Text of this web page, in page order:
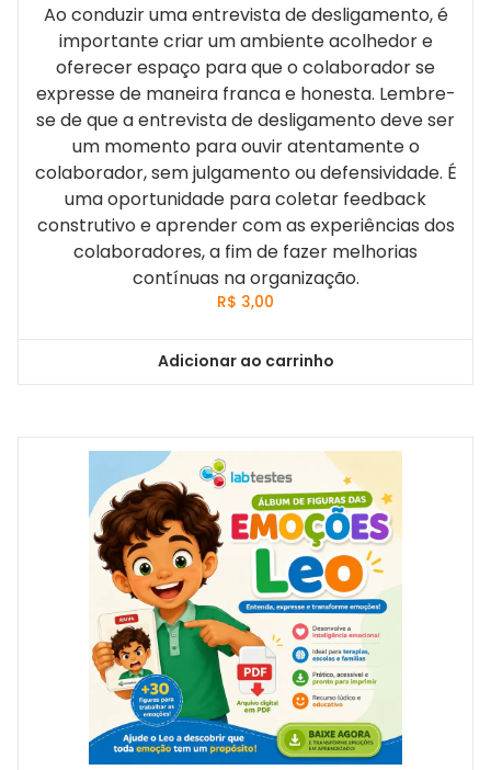
Ao conduzir uma entrevista de desligamento, é
importante criar um ambiente acolhedor e
oferecer espaço para que o colaborador se
expresse de maneira franca e honesta. Lembre-
se de que a entrevista de desligamento deve ser
um momento para ouvir atentamente o
colaborador, sem julgamento ou defensividade. É
uma oportunidade para coletar feedback
construtivo e aprender com as experiências dos
colaboradores, a fim de fazer melhorias
contínuas na organização.
R$ 3,00
Adicionar ao carrinho